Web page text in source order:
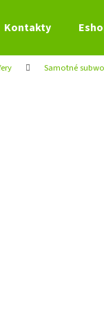
Kontakty
Samotné